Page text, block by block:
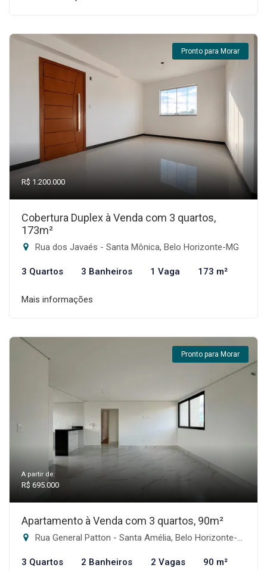
Pronto para Morar
R$ 1.200.000
Cobertura Duplex à Venda com 3 quartos,
173m²
Rua dos Javaés - Santa Mônica, Belo Horizonte-MG
3 Quartos 3 Banheiros 1 Vaga 173 m²
Mais informações
Pronto para Morar
A partir de:
R$ 695.000
Apartamento à Venda com 3 quartos, 90m²
Rua General Patton - Santa Amélia, Belo Horizonte-MG
3 Quartos 2 Banheiros 2 Vagas 90 m²